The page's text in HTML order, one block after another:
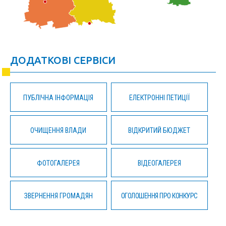
ДОДАТКОВІ СЕРВІСИ
ПУБЛІЧНА ІНФОРМАЦІЯ ЕЛЕКТРОННІ ПЕТИЦІЇ
ОЧИЩЕННЯ ВЛАДИ ВІДКРИТИЙ БЮДЖЕТ
ФОТОГАЛЕРЕЯ ВІДЕОГАЛЕРЕЯ
ЗВЕРНЕННЯ ГРОМАДЯН ОГОЛОШЕННЯ ПРО КОНКУРС